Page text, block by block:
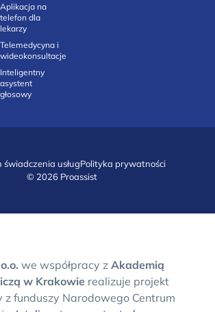
Aplikacja na
telefon dla
lekarzy
Telemedycyna i
wideokonsultacje‎
Inteligentny
asystent
głosowy
świadczenia usługPolityka prywatności
© 2026 Proassist
we współpracy z Akademią
w Krakowie realizuje projekt
funduszy Narodowego Centrum